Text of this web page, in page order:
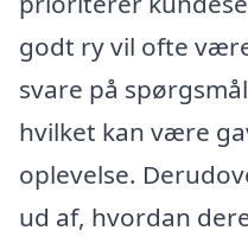
godt ry vil ofte
svare på
hvilket kan være
oplevelse.
ud af, hvordan